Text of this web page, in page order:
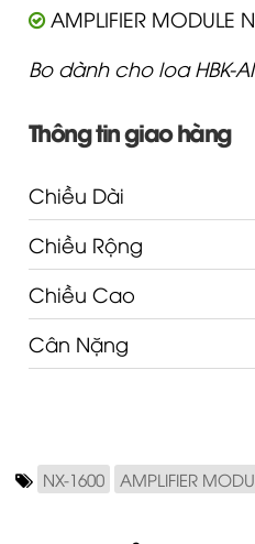
AMPLIFIER MODULE
Bo dành cho loa HBK-
Thông tin giao hàng
Chiều Dài
Chiều Rộng
Chiều Cao
Cân Nặng
NX-1600 AMPLIFIER